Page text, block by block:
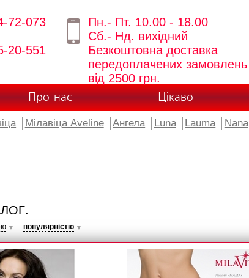
72-073
20-551
Пн.- Пт. 10.00 - 18.00
Сб.- Нд. вихідний
Безкоштовна доставка
передоплачених замовлень
від 2500 грн.
Про нас Цікаво
Мілавіца Aveline Ангела Luna Lauma Nana
▼ популярністю ▼